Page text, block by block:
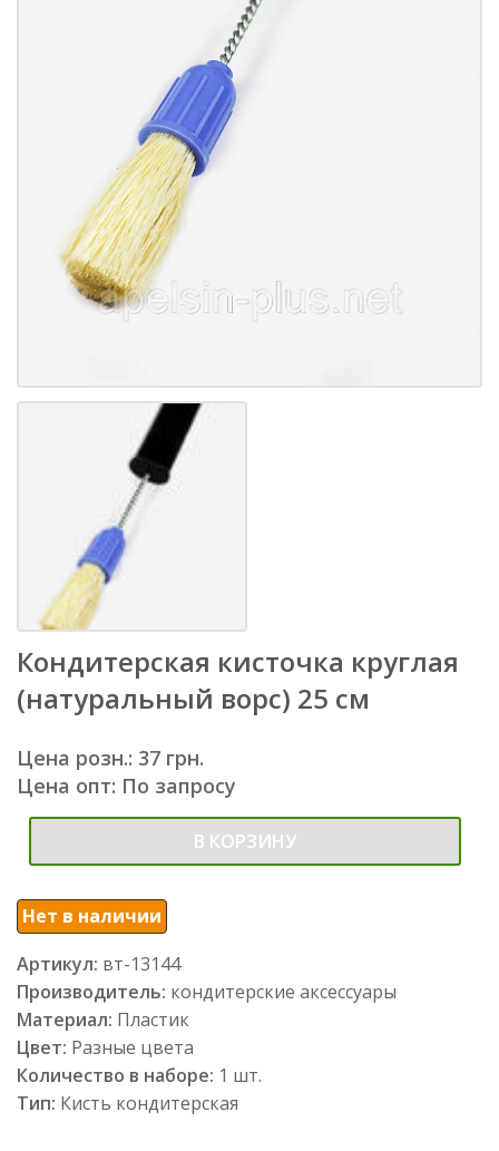
Кондитерская кисточка круглая
(натуральный ворс) 25 см
Цена розн.: 37 грн.
Цена опт: По запросу
В КОРЗИНУ
Нет в наличии
Артикул: вт-13144
Производитель: кондитерские аксессуары
Материал: Пластик
Цвет: Разные цвета
Количество в наборе: 1 шт.
Тип: Кисть кондитерская